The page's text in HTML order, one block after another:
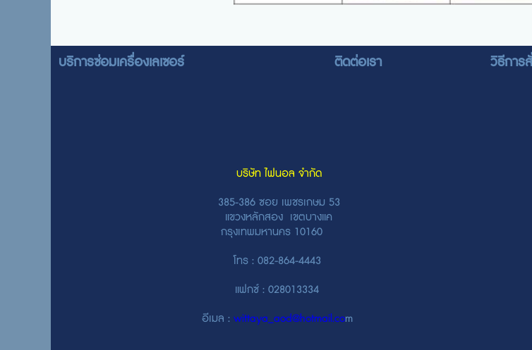
บริการซ่อมเครื่องเลเซอร์ ติดต่อเรา วิธีการ
บริษัท ไฟนอล จำกัด
385-386 ซอย เพชรเกษม 53
แขวงหลักสอง เขตบางแค
กรุงเทพมหานคร 10160
โทร : 082-864-4443
แฟกซ์ : 028013334
อีเมล : wittaya_aod@hotmail.com